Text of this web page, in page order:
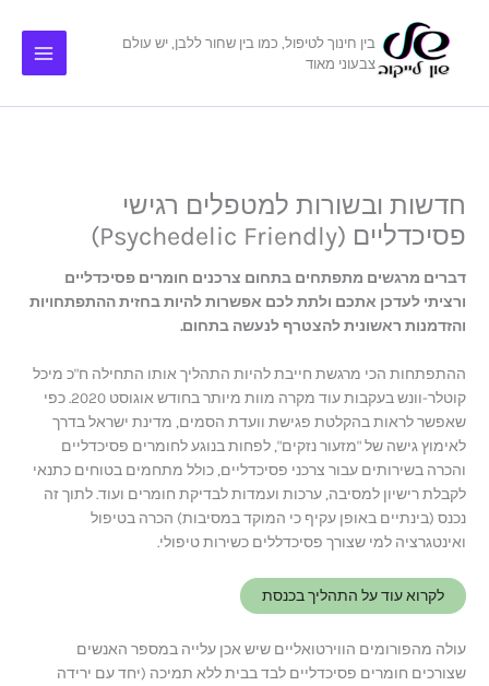
בין חינוך לטיפול, כמו בין שחור ללבן, יש עולם
צבעוני מאוד
חדשות ובשורות למטפלים רגישי
פסיכדליים (Psychedelic Friendly)
דברים מרגשים מתפתחים בתחום צרכנים חומרים פסיכדליים
ורציתי לעדכן אתכם ולתת לכם אפשרות להיות בחזית ההתפתחויות
והזדמנות ראשונית להצטרף לנעשה בתחום.
ההתפתחות הכי מרגשת חייבת להיות התהליך אותו התחילה ח"כ מיכל
קוטלר-וונש בעקבות עוד מקרה מוות מיותר בחודש אוגוסט 2020. כפי
שאפשר לראות בהקלטת פגישת וועדת הסמים, מדינת ישראל בדרך
לאימוץ גישה של "מזעור נזקים", לפחות בנוגע לחומרים פסיכדליים
והכרה בשירותים עבור צרכני פסיכדליים, כולל מתחמים בטוחים כתנאי
לקבלת רישיון למסיבה, ערכות ועמדות לבדיקת חומרים ועוד. לתוך זה
נכנס (בינתיים באופן עקיף כי המוקד במסיבות) הכרה בטיפול
ואינטגרציה למי שצורך פסיכדללים כשירות טיפולי.
לקרוא עוד על התהליך בכנסת
עולה מהפורומים הווירטואליים שיש אכן עלייה במספר האנשים
שצורכים חומרים פסיכדליים לבד בבית ללא תמיכה (יחד עם ירידה